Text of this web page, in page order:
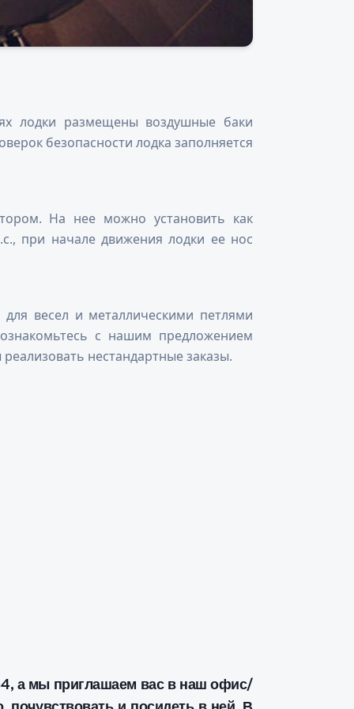
лодки размещены воздушные баки
безопасности лодка заполняется
На нее можно установить как
при начале движения лодки ее нос
весел и металлическими петлями
с нашим предложением
нестандартные заказы.
а мы приглашаем вас в наш офис/